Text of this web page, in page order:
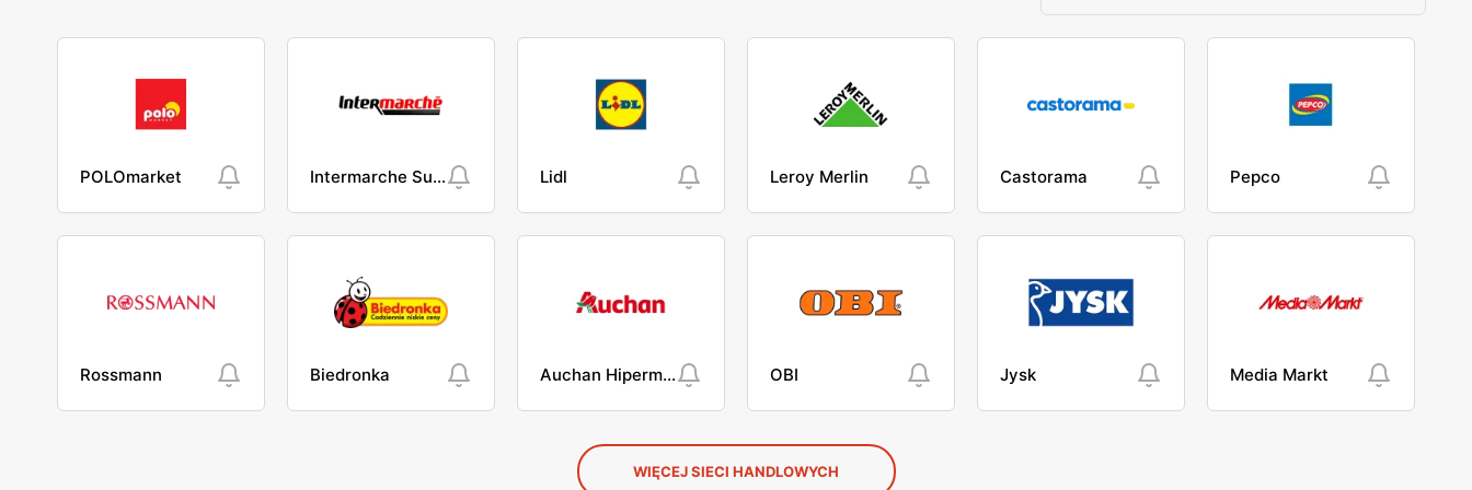
POLOmarket Intermarche Super Lidl Leroy Merlin Castorama Pepco
Rossmann Biedronka Auchan Hipermarket OBI Jysk Media Markt
WIĘCEJ SIECI HANDLOWYCH